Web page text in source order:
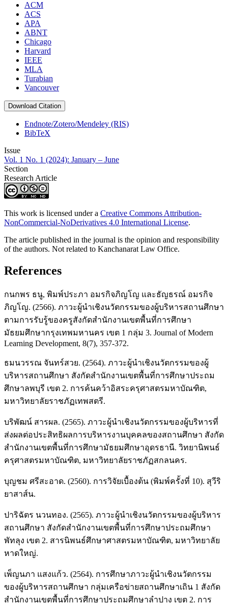
ACM
ACS
APA
ABNT
Chicago
Harvard
IEEE
MLA
Turabian
Vancouver
Download Citation
Endnote/Zotero/Mendeley (RIS)
BibTeX
Issue
Vol. 1 No. 1 (2024): January – June
Section
Research Article
This work is licensed under a Creative Commons Attribution-
NonCommercial-NoDerivatives 4.0 International License.
The article published in the journal is the opinion and responsibility
of the authors. Not related to Kanchanarat Law Office.
References
กนกพร ธนู, พิมพ์ประภา อมรกิจภิญโญ และธัญธรณ์ อมรกิจ
ภิญโญ. (2566). ภาวะผู้นำเชิงนวัตกรรมของผู้บริหารสถานศึกษา
ตามการรับรู้ของครูสังกัดสำนักงานเขตพื้นที่การศึกษา
มัธยมศึกษากรุงเทพมหานคร เขต 1 กลุ่ม 3. Journal of Modern
Learning Development, 8(7), 357-372.
ธมนวรรณ จันทร์สวย. (2564). ภาวะผู้นำเชิงนวัตกรรมของผู้
บริหารสถานศึกษา สังกัดสำนักงานเขตพื้นที่การศึกษาประถม
ศึกษาลพบุรี เขต 2. การค้นคว้าอิสระครุศาสตรมหาบัณฑิต,
มหาวิทยาลัยราชภัฏเทพสตรี.
บริพัฒน์ สารผล. (2565). ภาวะผู้นำเชิงนวัตกรรมของผู้บริหารที่
ส่งผลต่อประสิทธิผลการบริหารงานบุคคลของสถานศึกษา สังกัด
สำนักงานเขตพื้นที่การศึกษามัธยมศึกษาอุดรธานี. วิทยานิพนธ์
ครุศาสตรมหาบัณฑิต, มหาวิทยาลัยราชภัฏสกลนคร.
บุญชม ศรีสะอาด. (2560). การวิจัยเบื้องต้น (พิมพ์ครั้งที่ 10). สุวีริ
ยาสาส์น.
ปาริฉัตร นวนทอง. (2565). ภาวะผู้นำเชิงนวัตกรรมของผู้บริหาร
สถานศึกษา สังกัดสำนักงานเขตพื้นที่การศึกษาประถมศึกษา
พัทลุง เขต 2. สารนิพนธ์ศึกษาศาสตรมหาบัณฑิต, มหาวิทยาลัย
หาดใหญ่.
เพ็ญนภา แสงแก้ว. (2564). การศึกษาภาวะผู้นำเชิงนวัตกรรม
ของผู้บริหารสถานศึกษา กลุ่มเครือข่ายสถานศึกษาเถิน 1 สังกัด
สำนักงานเขตพื้นที่การศึกษาประถมศึกษาลำปาง เขต 2. การ